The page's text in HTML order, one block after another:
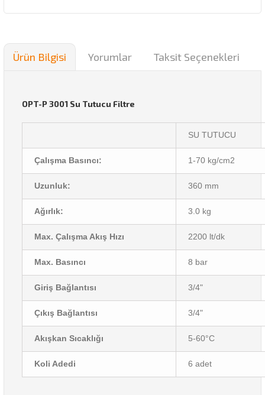
Ürün Bilgisi Yorumlar Taksit Seçenekleri
OPT-P 3001 Su Tutucu Filtre
SU TUTUCU
Çalışma Basıncı: 1-70 kg/cm2
Uzunluk: 360 mm
Ağırlık: 3.0 kg
Max. Çalışma Akış Hızı 2200 lt/dk
Max. Basıncı 8 bar
Giriş Bağlantısı 3/4"
Çıkış Bağlantısı 3/4"
Akışkan Sıcaklığı 5-60°C
Koli Adedi 6 adet